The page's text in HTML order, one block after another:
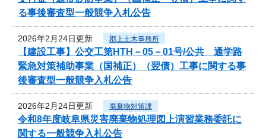
る事後審査型一般競争入札公告
2026年2月24日更新 郡上土木事務所
【建設工事】公交工第HTH－05－01号/公共 通学路
緊急対策補助事業（国補正）（翌債）工事に関する事
後審査型一般競争入札公告
2026年2月24日更新 廃棄物対策課
令和8年度岐阜県災害廃棄物処理図上演習業務委託に
関する一般競争入札公告